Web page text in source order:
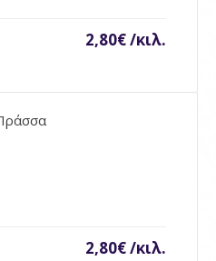
2,80€ /κιλ.
2,80€ /κιλ.